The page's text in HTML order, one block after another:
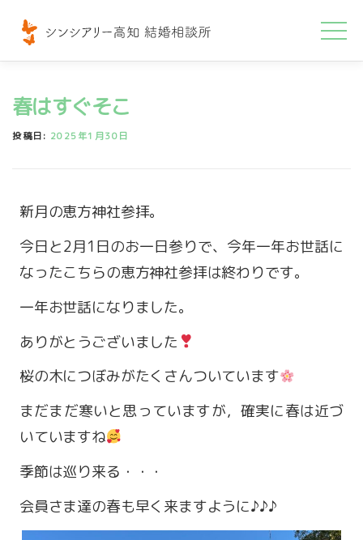
テ
へ
春はすぐそこ
投稿日: 2025年1月30日
新月の恵方神社参拝。
今日と2月1日のお一日参りで、今年一年お世話に
なったこちらの恵方神社参拝は終わりです。
一年お世話になりました。
ありがとうございました
桜の木につぼみがたくさんついています
まだまだ寒いと思っていますが，確実に春は近づ
いていますね
季節は巡り来る・・・
会員さま達の春も早く来ますように♪♪♪